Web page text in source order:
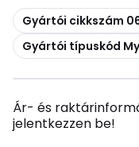
Másolás
Gyártói cikkszám
Másolás
Gyártói típuskód
Ár- és
jelentkezzen be!